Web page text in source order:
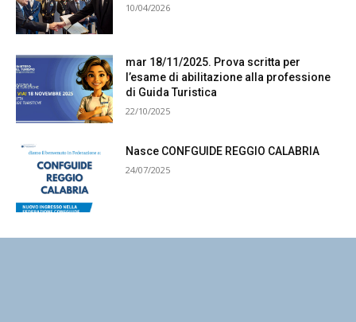
10/04/2026
mar 18/11/2025. Prova scritta per
l’esame di abilitazione alla professione
di Guida Turistica
22/10/2025
Nasce CONFGUIDE REGGIO CALABRIA
24/07/2025